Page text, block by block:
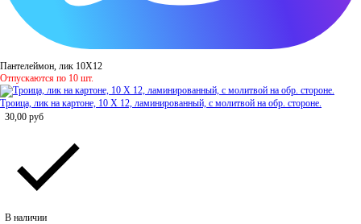
Пантелеймон, лик 10Х12
Отпускаются по 10 шт.
Троица, лик на картоне, 10 Х 12, ламинированный, с молитвой на обр. стороне.
30,00 руб
В наличии